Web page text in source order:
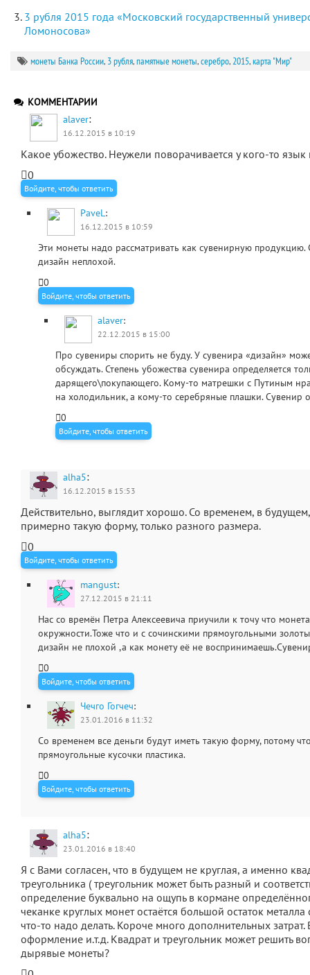
3 рубля 2015 года «Московский государственный
Ломоносова»
монеты Банка России, 3 рубля,памятные монеты,серебро,2015,карта "Мир"
КОММЕНТАРИИ
alaver:
16.12.2015 в 10:19
Какое убожество. Неужели поворачивается у кого-то язык
0
Войдите, чтобы ответить
PaveL:
16.12.2015 в 10:59
Эти монеты надо рассматривать как сувенирную продукцию.
дизайн неплохой.
0
Войдите, чтобы ответить
alaver:
22.12.2015 в 15:00
Про сувениры спорить не буду. У сувенира «дизайн»
обсуждать. Степень убожества сувенира определяется
дарящего\покупающего. Кому-то матрешки с Путиным
на холодильник, а кому-то серебряные плашки. Сувенир
0
Войдите, чтобы ответить
alha5:
16.12.2015 в 15:53
Действительно, выглядит хорошо. Со временем, в
примерно такую форму, только разного размера.
0
Войдите, чтобы ответить
mangust:
27.12.2015 в 21:11
Нас со времён Петра Алексеевича приучили к точу что
окружности.Тоже что и с сочинскими прямоугольными
дизайн не плохой ,а как монету её не
0
Войдите, чтобы ответить
Чечго Гогчеч:
23.01.2016 в 11:32
Со временем все деньги будут иметь такую форму, потому
прямоугольные кусочки пластика.
0
Войдите, чтобы ответить
alha5:
23.01.2016 в 18:40
Я с Вами согласен, что в будущем не круглая, а именно
треугольника ( треугольник может быть разный и
определение буквально на ощупь в кормане
чеканке круглых монет остаётся большой остаток
что-то надо делать. Короче много дополнительных
оформление и.т.д. Квадрат и треугольник может решить
дырявые монеты?